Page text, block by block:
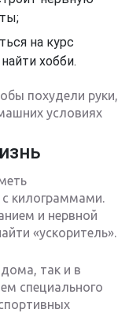
на курс
хобби.
похудели руки,
условиях
с килограммами.
и нервной
«ускоритель».
так и в
специального